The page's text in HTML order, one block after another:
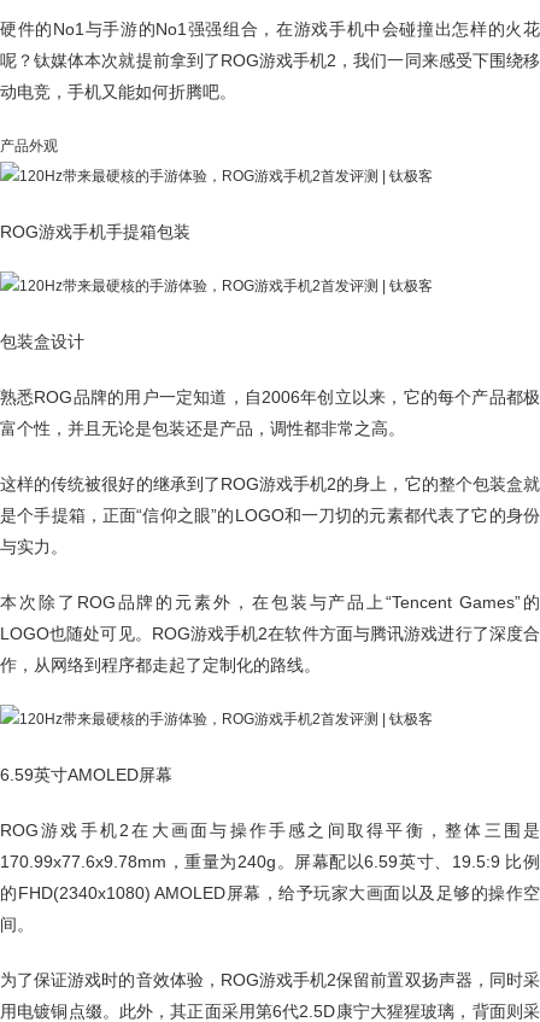
硬件的No1与手游的No1强强组合，在游戏手机中会碰撞出怎样的火花
呢？钛媒体本次就提前拿到了ROG游戏手机2，我们一同来感受下围绕移
动电竞，手机又能如何折腾吧。
产品外观
ROG游戏手机手提箱包装
包装盒设计
熟悉ROG品牌的用户一定知道，自2006年创立以来，它的每个产品都极
富个性，并且无论是包装还是产品，调性都非常之高。
这样的传统被很好的继承到了ROG游戏手机2的身上，它的整个包装盒就
是个手提箱，正面“信仰之眼”的LOGO和一刀切的元素都代表了它的身份
与实力。
本次除了ROG品牌的元素外，在包装与产品上“Tencent Games”的
LOGO也随处可见。ROG游戏手机2在软件方面与腾讯游戏进行了深度合
作，从网络到程序都走起了定制化的路线。
6.59英寸AMOLED屏幕
ROG游戏手机2在大画面与操作手感之间取得平衡，整体三围是
170.99x77.6x9.78mm，重量为240g。屏幕配以6.59英寸、19.5:9 比例
的FHD(2340x1080) AMOLED屏幕，给予玩家大画面以及足够的操作空
间。
为了保证游戏时的音效体验，ROG游戏手机2保留前置双扬声器，同时采
用电镀铜点缀。此外，其正面采用第6代2.5D康宁大猩猩玻璃，背面则采